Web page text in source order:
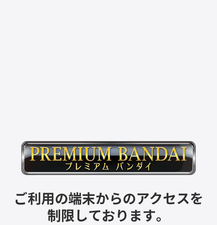
ご利用の端末からのアクセスを
制限しております。